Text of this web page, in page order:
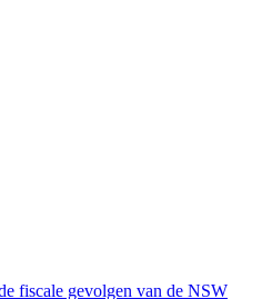
fiscale gevolgen van de NSW